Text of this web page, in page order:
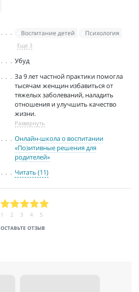
Воспитание детей
Психология
Еще 3
Убуд
За 9 лет частной практики помогла
тысячам женщин избавиться от
тяжелых заболеваний, наладить
отношения и улучшить качество
жизни.
Развернуть
Онлайн-школа о воспитании
«Позитивные решения для
родителей»
Читать (11)
ОСТАВЬТЕ ОТЗЫВ
1 2 3 4 5